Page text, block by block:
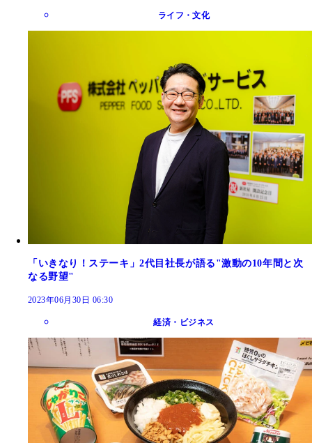
ライフ・文化
「いきなり！ステーキ」2代目社長が語る"激動の10年間と次
なる野望"
2023年06月30日 06:30
経済・ビジネス